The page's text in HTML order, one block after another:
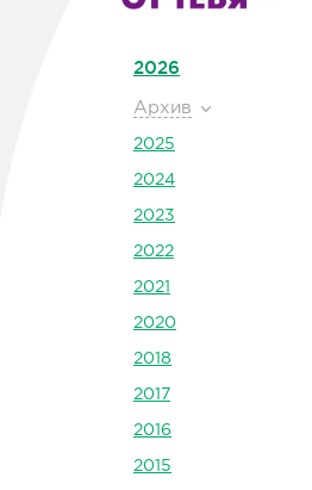
2026
Архив
2025
2024
2023
2022
2021
2020
2018
2017
2016
2015